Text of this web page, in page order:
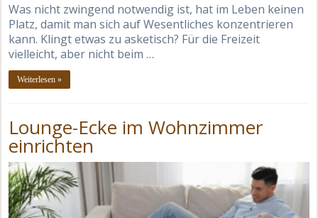
Was nicht zwingend notwendig ist, hat im Leben keinen
Platz, damit man sich auf Wesentliches konzentrieren
kann. Klingt etwas zu asketisch? Für die Freizeit
vielleicht, aber nicht beim …
Weiterlesen »
Lounge-Ecke im Wohnzimmer
einrichten